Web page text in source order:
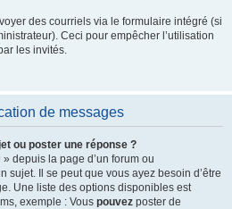
des courriels via le formulaire intégré (si
Ceci pour empêcher l’utilisation
les invités.
de messages
ou poster une réponse ?
depuis la page d’un forum ou
sujet. Il se peut que vous ayez besoin d’être
Une liste des options disponibles est
exemple : Vous pouvez poster de